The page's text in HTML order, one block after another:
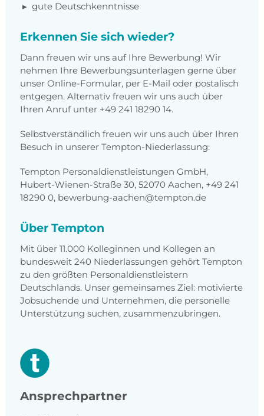
gute Deutschkenntnisse
Erkennen Sie sich wieder?
Dann freuen wir uns auf Ihre Bewerbung! Wir
nehmen Ihre Bewerbungsunterlagen gerne über
unser Online-Formular, per E-Mail oder postalisch
entgegen. Alternativ freuen wir uns auch über
Ihren Anruf unter +49 241 18290 14.
Selbstverständlich freuen wir uns auch über Ihren
Besuch in unserer Tempton-Niederlassung:
Tempton Personaldienstleistungen GmbH,
Hubert-Wienen-Straße 30, 52070 Aachen, +49 241
18290 0, bewerbung-aachen@tempton.de
Über Tempton
Mit über 11.000 Kolleginnen und Kollegen an
bundesweit 240 Niederlassungen gehört Tempton
zu den größten Personaldienstleistern
Deutschlands. Unser gemeinsames Ziel: motivierte
Jobsuchende und Unternehmen, die personelle
Unterstützung suchen, zusammenzubringen.
Ansprechpartner